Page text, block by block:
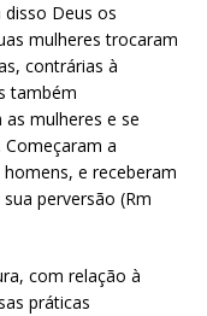
Deus os
mulheres trocaram
contrárias à
também
mulheres e se
a
e receberam
perversão (Rm
com relação à
práticas